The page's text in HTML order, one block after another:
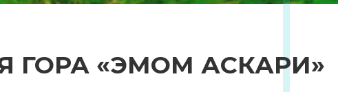
ГОРА «ЭМОМ АСКАРИ»